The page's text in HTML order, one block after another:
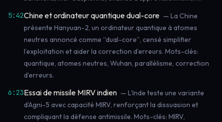
5:42Chine et ordinateur quantique dual-core — La Chine
présente Hanyuan-2, un ordinateur quantique à atomes
neutres annoncé comme “dual-core”, censé simplifier
l’exploitation et aider la correction d’erreurs. Mots-clés:
quantique, atomes neutres, Wuhan, parallélisme, correction
d’erreurs.
6:23Essai de missile MIRV indien — L’Inde teste une variante
d’Agni-5 avec capacité MIRV, renforçant la dissuasion et
compliquant la défense antimissile. Mots-clés: MIRV,